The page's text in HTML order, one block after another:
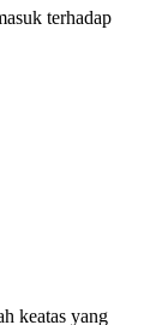
terhadap
keatas yang